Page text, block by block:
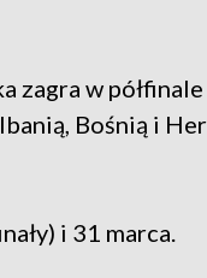
zagra w
Bośnią i
i 31 marca.